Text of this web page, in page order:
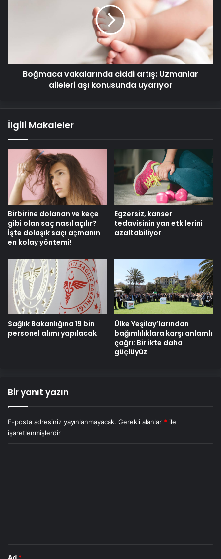
uyarıyor
Boğmaca vakalarında ciddi artış: Uzmanlar
aileleri aşı konusunda uyarıyor
İlgili Makaleler
Birbirine dolanan ve keçe
gibi olan saç nasıl açılır?
İşte dolaşık saçı açmanın
en kolay yöntemi!
Egzersiz, kanser
tedavisinin yan etkilerini
azaltabiliyor
Sağlık Bakanlığına 19 bin
personel alımı yapılacak
Ülke Yeşilay’larından
bağımlılıklara karşı anlamlı
çağrı: Birlikte daha
güçlüyüz
Bir yanıt yazın
E-posta adresiniz yayınlanmayacak. Gerekli alanlar * ile
işaretlenmişlerdir
Ad *